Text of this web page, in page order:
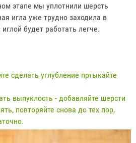
этапе мы уплотнили шерсть
игла уже трудно заходила в
будет работать легче.
сделать углубление пртыкайте
выпуклость - добавляйте шерсти
повторяйте снова до тех пор,